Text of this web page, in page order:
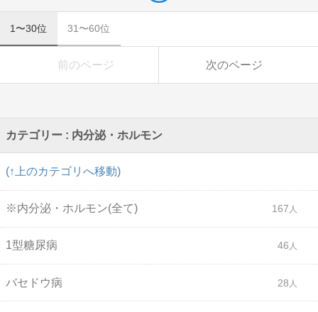
1〜30位 31〜60位
前のページ 次のページ
カテゴリー : 内分泌・ホルモン
(↑上のカテゴリへ移動)
※内分泌・ホルモン(全て) 167
1型糖尿病 46
バセドウ病 28